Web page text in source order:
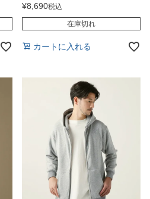
¥8,690税込
在庫切れ
カートに入れる